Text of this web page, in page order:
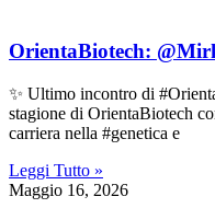
OrientaBiotech:
✨ Ultimo incontro di
stagione di OrientaBiotech
carriera nella #genetica e
Leggi Tutto »
Maggio 16, 2026